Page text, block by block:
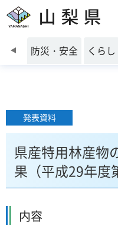
山梨県
前のスライドを表示
防災・安全 くらし
発表資料
県産特用林産物
果（平成29年度
内容